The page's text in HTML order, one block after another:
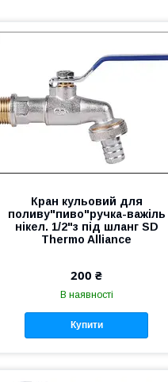
Кран кульовий для
поливу"пиво"ручка-важіль
нікел. 1/2"з під шланг SD
Thermo Alliance
200 ₴
В наявності
Купити